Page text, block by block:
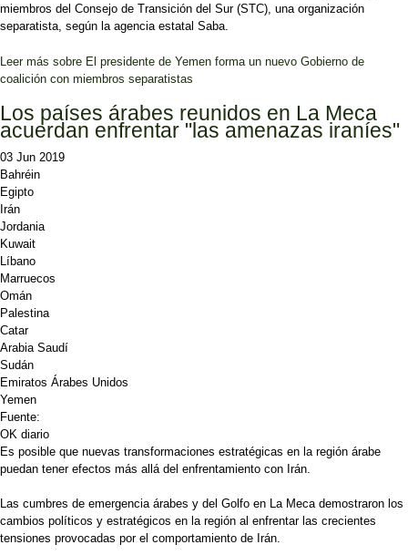
miembros del Consejo de Transición del Sur (STC), una organización
separatista, según la agencia estatal Saba.
Leer más sobre El presidente de Yemen forma un nuevo Gobierno de
coalición con miembros separatistas
Los países árabes reunidos en La Meca
acuerdan enfrentar "las amenazas iraníes"
03 Jun 2019
Bahréin
Egipto
Irán
Jordania
Kuwait
Líbano
Marruecos
Omán
Palestina
Catar
Arabia Saudí
Sudán
Emiratos Árabes Unidos
Yemen
Fuente:
OK diario
Es posible que nuevas transformaciones estratégicas en la región árabe
puedan tener efectos más allá del enfrentamiento con Irán.
Las cumbres de emergencia árabes y del Golfo en La Meca demostraron los
cambios políticos y estratégicos en la región al enfrentar las crecientes
tensiones provocadas por el comportamiento de Irán.